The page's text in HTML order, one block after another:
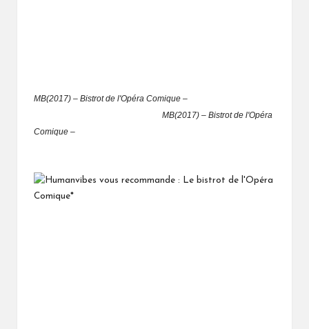
MB(2017) – Bistrot de l'Opéra Comique –
MB(2017) – Bistrot de l'Opéra
Comique –